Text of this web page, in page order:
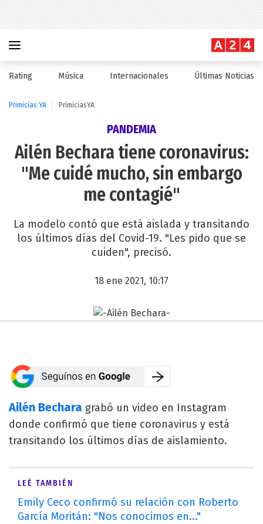
Rating Música Internacionales Últimas Noticias
Primicias YA PrimiciasYA
PANDEMIA
Ailén Bechara tiene coronavirus:
"Me cuidé mucho, sin embargo
me contagié"
La modelo contó que está aislada y transitando
los últimos días del Covid-19. "Les pido que se
cuiden", precisó.
18 ene 2021, 10:17
Ailén Bechara grabó un video en Instagram
donde confirmó que tiene coronavirus y está
transitando los últimos días de aislamiento.
LEÉ TAMBIÉN
Emily Ceco confirmó su relación con Roberto
García Moritán: "Nos conocimos en..."